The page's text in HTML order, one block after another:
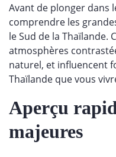
Avant de plonger dans
comprendre les
le Sud de la Thaïlande.
atmosphères
naturel, et influencent
Thaïlande que vous
Aperçu
majeures